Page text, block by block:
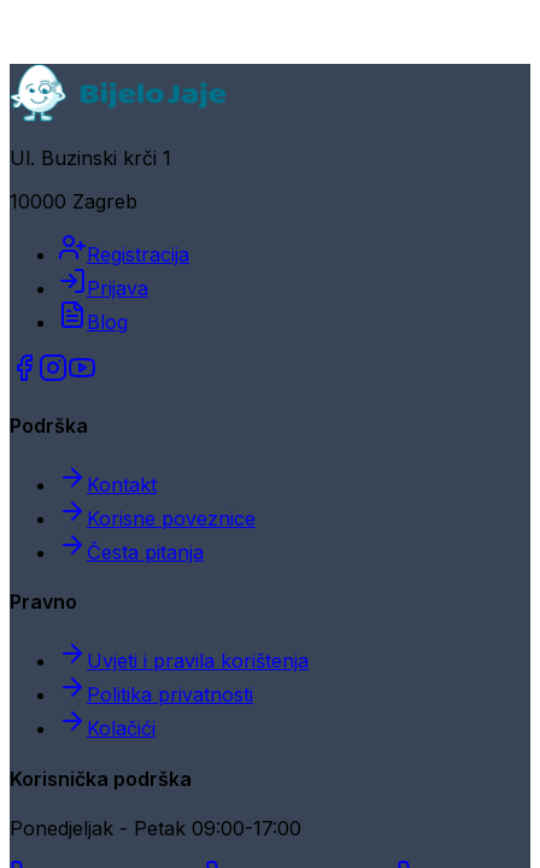
Ul. Buzinski krči 1
10000 Zagreb
Registracija
Prijava
Blog
Podrška
Kontakt
Korisne poveznice
Česta pitanja
Pravno
Uvjeti i pravila korištenja
Politika privatnosti
Kolačići
Korisnička podrška
Ponedjeljak - Petak 09:00-17:00